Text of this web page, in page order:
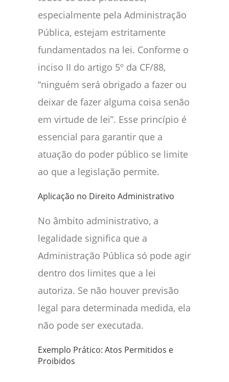
especialmente pela Administração
Pública, estejam estritamente
fundamentados na lei. Conforme o
inciso II do artigo 5º da CF/88,
“ninguém será obrigado a fazer ou
deixar de fazer alguma coisa senão
em virtude de lei”. Esse princípio é
essencial para garantir que a
atuação do poder público se limite
ao que a legislação permite.
Aplicação no Direito Administrativo
No âmbito administrativo, a
legalidade significa que a
Administração Pública só pode agir
dentro dos limites que a lei
autoriza. Se não houver previsão
legal para determinada medida, ela
não pode ser executada.
Exemplo Prático: Atos Permitidos e
Proibidos